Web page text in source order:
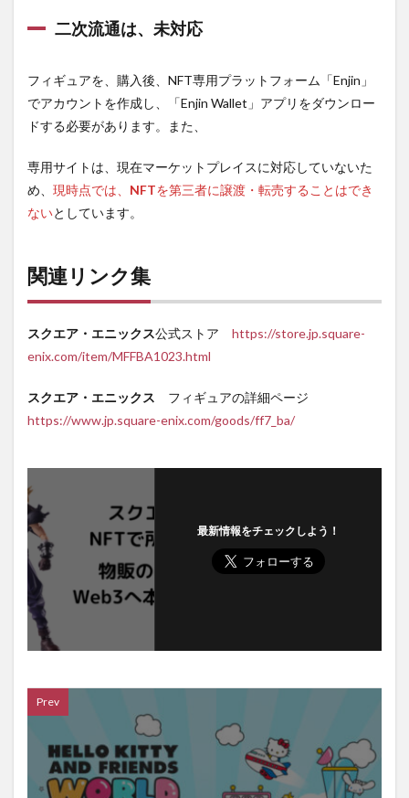
二次流通は、未対応
フィギュアを、購入後、NFT専用プラットフォーム「Enjin」
でアカウントを作成し、「Enjin Wallet」アプリをダウンロー
ドする必要があります。また、
専用サイトは、現在マーケットプレイスに対応していないた
め、 現時点では、 NFTを第三者に譲渡・転売することはでき
ないとしています。
関連リンク集
スクエア・エニックス公式ストア https://store.jp.square-
enix.com/item/MFFBA1023.html
スクエア・エニックス フィギュアの詳細ページ
https://www.jp.square-enix.com/goods/ff7_ba/
最新情報をチェックしよう！
Prev